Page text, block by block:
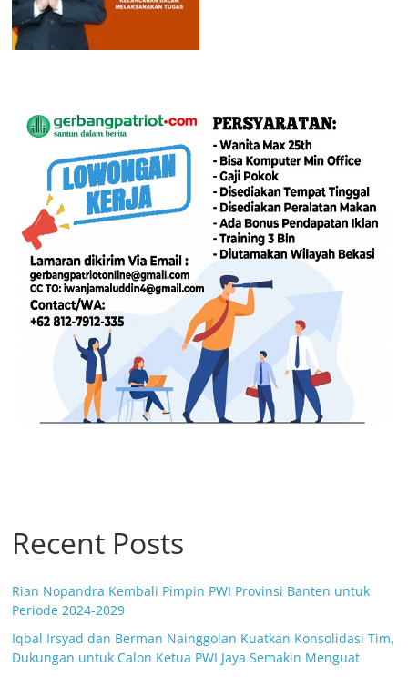
Recent Posts
Rian Nopandra Kembali Pimpin PWI Provinsi Banten untuk
Periode 2024-2029
Iqbal Irsyad dan Berman Nainggolan Kuatkan Konsolidasi Tim,
Dukungan untuk Calon Ketua PWI Jaya Semakin Menguat